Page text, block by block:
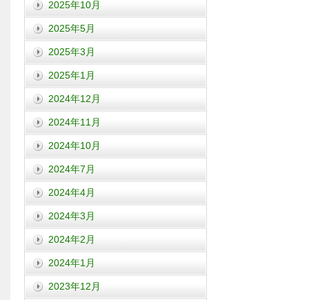
2025年10月
2025年5月
2025年3月
2025年1月
2024年12月
2024年11月
2024年10月
2024年7月
2024年4月
2024年3月
2024年2月
2024年1月
2023年12月